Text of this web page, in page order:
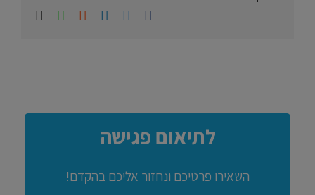
Facebook
Twitter
LinkedIn
Reddit
Whatsapp
לתיאום פגישה
השאירו פרטיכם ונחזור אליכם בהקדם!